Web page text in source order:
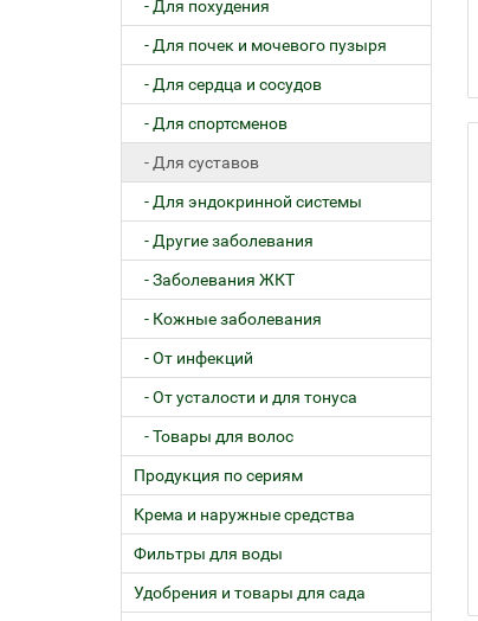
- Для похудения
- Для почек и мочевого пузыря
- Для сердца и сосудов
- Для спортсменов
- Для суставов
- Для эндокринной системы
- Другие заболевания
- Заболевания ЖКТ
- Кожные заболевания
- От инфекций
- От усталости и для тонуса
- Товары для волос
Продукция по сериям
Крема и наружные средства
Фильтры для воды
Удобрения и товары для сада